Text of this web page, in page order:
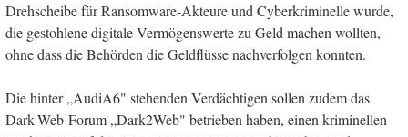
Drehscheibe für Ransomware-Akteure und Cyberkriminelle wurde,
die gestohlene digitale Vermögenswerte zu Geld machen wollten,
ohne dass die Behörden die Geldflüsse nachverfolgen konnten.
Die hinter „AudiA6" stehenden Verdächtigen sollen zudem das
Dark-Web-Forum „Dark2Web" betrieben haben, einen kriminellen